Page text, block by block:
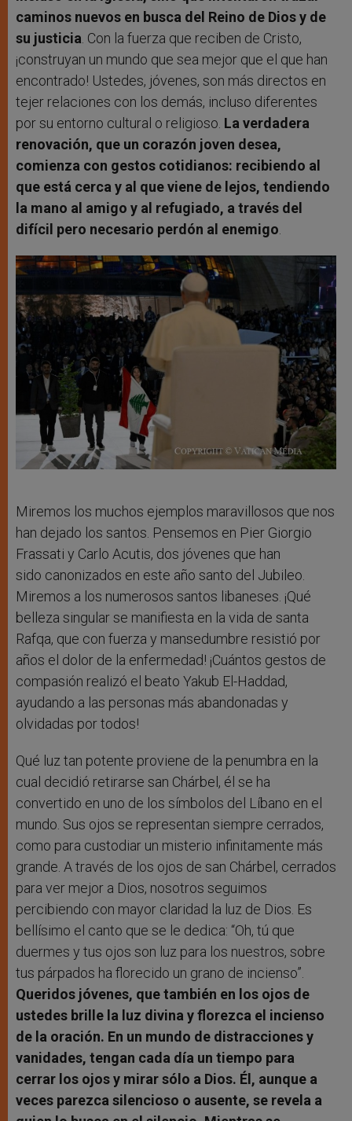
caminos nuevos en busca del Reino de Dios y de
su justicia . Con la fuerza que reciben de Cristo,
¡construyan un mundo que sea mejor que el que han
encontrado! Ustedes, jóvenes, son más directos en
tejer relaciones con los demás, incluso diferentes
por su entorno cultural o religioso. La verdadera
renovación, que un corazón joven desea,
comienza con gestos cotidianos: recibiendo al
que está cerca y al que viene de lejos, tendiendo
la mano al amigo y al refugiado, a través del
difícil pero necesario perdón al enemigo
Miremos los muchos ejemplos maravillosos que nos
han dejado los santos. Pensemos en Pier Giorgio
Frassati y Carlo Acutis, dos jóvenes que han
sido canonizados en este año santo del Jubileo.
Miremos a los numerosos santos libaneses. ¡Qué
belleza singular se manifiesta en la vida de santa
Rafqa, que con fuerza y mansedumbre resistió por
años el dolor de la enfermedad! ¡Cuántos gestos de
compasión realizó el beato Yakub El-Haddad,
ayudando a las personas más abandonadas y
olvidadas por todos!
Qué luz tan potente proviene de la penumbra en la
cual decidió retirarse san Chárbel, él se ha
convertido en uno de los símbolos del Líbano en el
mundo. Sus ojos se representan siempre cerrados,
como para custodiar un misterio infinitamente más
grande. A través de los ojos de san Chárbel, cerrados
para ver mejor a Dios, nosotros seguimos
percibiendo con mayor claridad la luz de Dios. Es
bellísimo el canto que se le dedica: “Oh, tú que
duermes y tus ojos son luz para los nuestros, sobre
tus párpados ha florecido un grano de incienso”.
Queridos jóvenes, que también en los ojos de
ustedes brille la luz divina y florezca el incienso
de la oración. En un mundo de distracciones y
vanidades, tengan cada día un tiempo para
cerrar los ojos y mirar sólo a Dios. Él, aunque a
veces parezca silencioso o ausente, se revela a